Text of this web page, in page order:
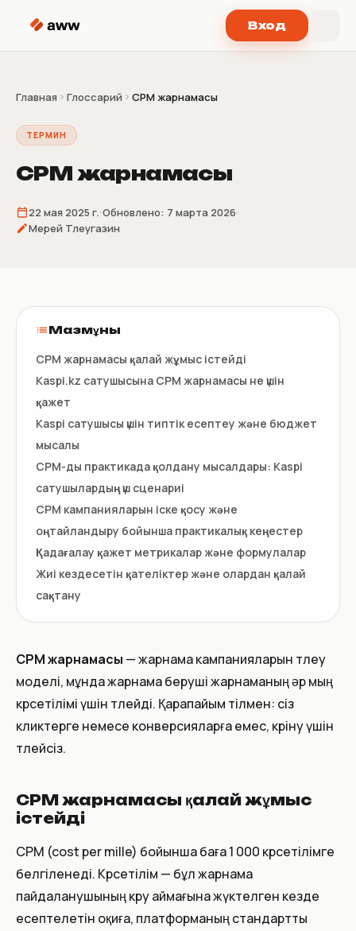
Вход
Главная Глоссарий CPM жарнамасы
ТЕРМИН
CPM жарнамасы
22 мая 2025 г. Обновлено: 7 марта 2026
Мерей Тлеугазин
Мазмұны
CPM жарнамасы қалай жұмыс істейді
Kaspi.kz сатушысына CPM жарнамасы не үшін
қажет
Kaspi сатушысы үшін типтік есептеу және бюджет
мысалы
CPM-ды практикада қолдану мысалдары: Kaspi
сатушылардың үш сценариі
CPM кампанияларын іске қосу және
оңтайландыру бойынша практикалық кеңестер
Қадағалау қажет метрикалар және формулалар
Жиі кездесетін қателіктер және олардан қалай
сақтану
CPM жарнамасы — жарнама кампанияларын төлеу
моделі, мұнда жарнама беруші жарнаманың әр мың
көрсетілімі үшін төлейді. Қарапайым тілмен: сіз
кликтерге немесе конверсияларға емес, көріну үшін
төлейсіз.
CPM жарнамасы қалай жұмыс
істейді
CPM (cost per mille) бойынша баға 1 000 көрсетілімге
белгіленеді. Көрсетілім — бұл жарнама
пайдаланушының көру аймағына жүктелген кезде
есептелетін оқиға, платформаның стандартты